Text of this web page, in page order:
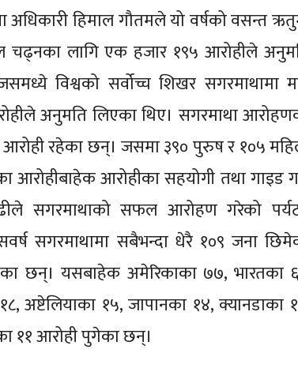
अधिकारी हिमाल गौतमले यो वर्षको वसन्त
चढ्नका लागि एक हजार १९५ आरोहीले
विश्वको सर्वोच्च शिखर सगरमाथामा
अनुमति लिएका थिए। सगरमाथा
रहेका छन्। जसमा ३९० पुरुष र १०५
आरोहीबाहेक आरोहीका सहयोगी तथा गाइड
सगरमाथाको सफल आरोहण गरेको
सगरमाथामा सबैभन्दा धेरै १०९ जना
छन्। यसबाहेक अमेरिकाका ७७, भारतका
अष्टेलियाका १५, जापानका १४, क्यानडाका
११ आरोही पुगेका छन्।